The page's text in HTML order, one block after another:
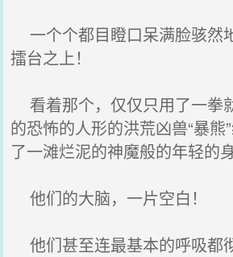
一个个都目瞪口呆满脸骇然
擂台之上！
看着那个，仅仅只用了一拳
的恐怖的人形的洪荒凶兽“暴熊
了一滩烂泥的神魔般的年轻的身
他们的大脑，一片空白！
他们甚至连最基本的呼吸都